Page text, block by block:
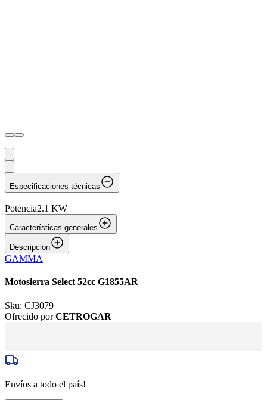
Especificaciones técnicas
Potencia2.1 KW
Características generales
Descripción
GAMMA
Motosierra Select 52cc G1855AR
Sku: CJ3079
Ofrecido porCETROGAR
Envíos a todo el país!